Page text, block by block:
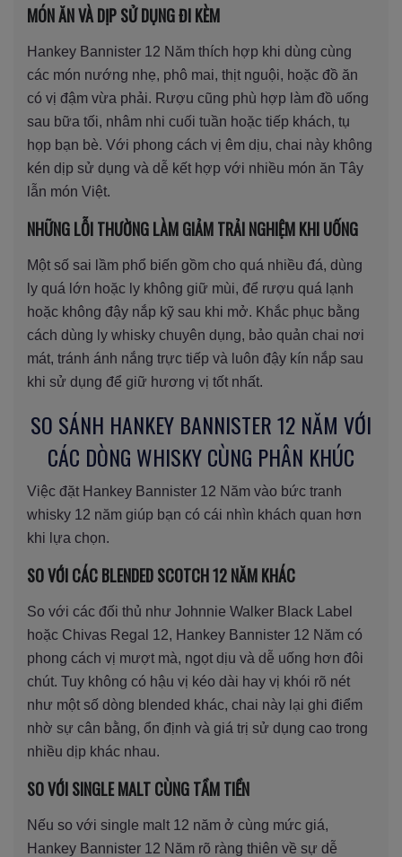
MÓN ĂN VÀ DỊP SỬ DỤNG ĐI KÈM
Hankey Bannister 12 Năm thích hợp khi dùng cùng
các món nướng nhẹ, phô mai, thịt nguội, hoặc đồ ăn
có vị đậm vừa phải. Rượu cũng phù hợp làm đồ uống
sau bữa tối, nhâm nhi cuối tuần hoặc tiếp khách, tụ
họp bạn bè. Với phong cách vị êm dịu, chai này không
kén dịp sử dụng và dễ kết hợp với nhiều món ăn Tây
lẫn món Việt.
NHỮNG LỖI THƯỜNG LÀM GIẢM TRẢI NGHIỆM KHI UỐNG
Một số sai lầm phổ biến gồm cho quá nhiều đá, dùng
ly quá lớn hoặc ly không giữ mùi, để rượu quá lạnh
hoặc không đậy nắp kỹ sau khi mở. Khắc phục bằng
cách dùng ly whisky chuyên dụng, bảo quản chai nơi
mát, tránh ánh nắng trực tiếp và luôn đậy kín nắp sau
khi sử dụng để giữ hương vị tốt nhất.
SO SÁNH HANKEY BANNISTER 12 NĂM VỚI
CÁC DÒNG WHISKY CÙNG PHÂN KHÚC
Việc đặt Hankey Bannister 12 Năm vào bức tranh
whisky 12 năm giúp bạn có cái nhìn khách quan hơn
khi lựa chọn.
SO VỚI CÁC BLENDED SCOTCH 12 NĂM KHÁC
So với các đối thủ như Johnnie Walker Black Label
hoặc Chivas Regal 12, Hankey Bannister 12 Năm có
phong cách vị mượt mà, ngọt dịu và dễ uống hơn đôi
chút. Tuy không có hậu vị kéo dài hay vị khói rõ nét
như một số dòng blended khác, chai này lại ghi điểm
nhờ sự cân bằng, ổn định và giá trị sử dụng cao trong
nhiều dịp khác nhau.
SO VỚI SINGLE MALT CÙNG TẦM TIỀN
Nếu so với single malt 12 năm ở cùng mức giá,
Hankey Bannister 12 Năm rõ ràng thiên về sự dễ